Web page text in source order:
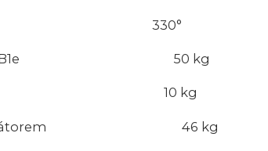
330°
nohou B1e 50 kg
10 kg
s rotátorem 46 kg